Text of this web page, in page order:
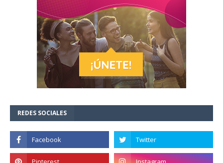
REDES SOCIALES